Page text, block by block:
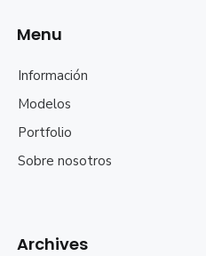
Menu
Información
Modelos
Portfolio
Sobre nosotros
Archives